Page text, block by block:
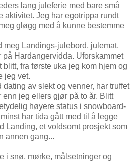
lang juleferie med bare små
aktivitet. Jeg har egotrippa rundt
gløgg med å kunne bestemme
meg Landings-julebord, julemat,
Hardangervidda. Uforskammet
blitt, fra første uka jeg kom hjem og
jeg vet.
av slekt og venner, har truffet
enn jeg ellers gjør på to år. Blitt
høyere status i snowboard-
har tida gått med til å legge
Landing, et voldsomt prosjekt som
annen gang...
i snø, mørke, målsetninger og